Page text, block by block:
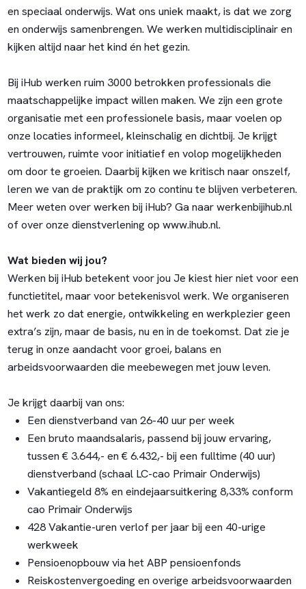
en speciaal onderwijs. Wat ons uniek maakt, is dat we zorg
en onderwijs samenbrengen. We werken multidisciplinair en
kijken altijd naar het kind én het gezin.
Bij iHub werken ruim 3000 betrokken professionals die
maatschappelijke impact willen maken. We zijn een grote
organisatie met een professionele basis, maar voelen op
onze locaties informeel, kleinschalig en dichtbij. Je krijgt
vertrouwen, ruimte voor initiatief en volop mogelijkheden
om door te groeien. Daarbij kijken we kritisch naar onszelf,
leren we van de praktijk om zo continu te blijven verbeteren.
Meer weten over werken bij iHub? Ga naar werkenbijihub.nl
of over onze dienstverlening op www.ihub.nl.
Wat bieden wij jou?
Werken bij iHub betekent voor jou Je kiest hier niet voor een
functietitel, maar voor betekenisvol werk. We organiseren
het werk zo dat energie, ontwikkeling en werkplezier geen
extra’s zijn, maar de basis, nu en in de toekomst. Dat zie je
terug in onze aandacht voor groei, balans en
arbeidsvoorwaarden die meebewegen met jouw leven.
Je krijgt daarbij van ons:
Een dienstverband van 26-40 uur per week
Een bruto maandsalaris, passend bij jouw ervaring,
tussen € 3.644,- en € 6.432,- bij een fulltime (40 uur)
dienstverband (schaal LC-cao Primair Onderwijs)
Vakantiegeld 8% en eindejaarsuitkering 8,33% conform
cao Primair Onderwijs
428 Vakantie-uren verlof per jaar bij een 40-urige
werkweek
Pensioenopbouw via het ABP pensioenfonds
Reiskostenvergoeding en overige arbeidsvoorwaarden